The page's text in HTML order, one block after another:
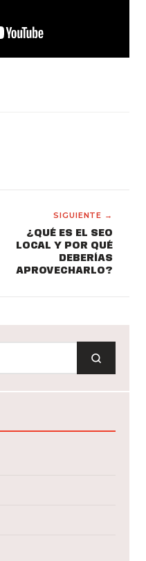
SIGUIENTE →
¿QUÉ ES EL SEO
LOCAL Y POR QUÉ
DEBERÍAS
APROVECHARLO?